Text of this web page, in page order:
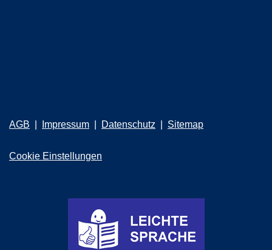
AGB Impressum Datenschutz Sitemap
Cookie Einstellungen